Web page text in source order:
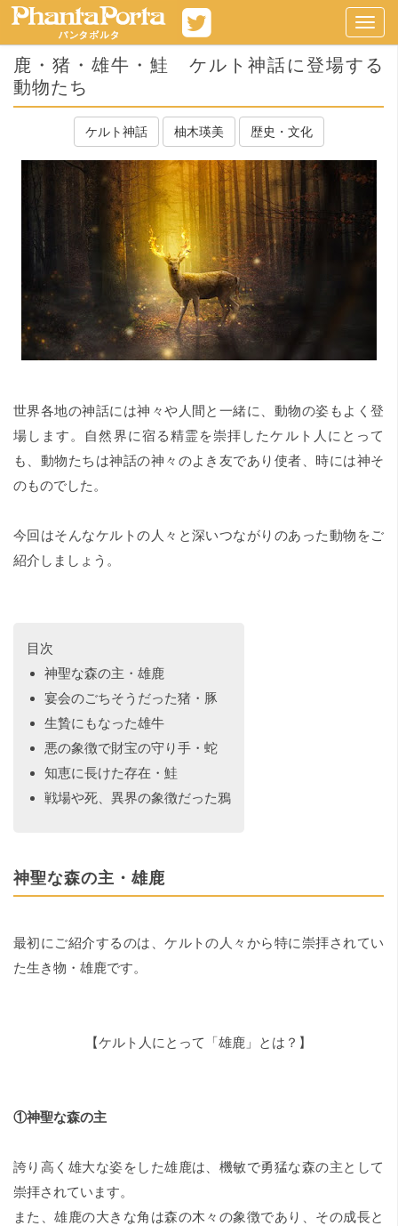
鹿・猪・雄牛・鮭 ケルト神話に登場する
動物たち
ケルト神話 柚木瑛美 歴史・文化
世界各地の神話には神々や人間と一緒に、動物の姿もよく登
場します。自然界に宿る精霊を崇拝したケルト人にとって
も、動物たちは神話の神々のよき友であり使者、時には神そ
のものでした。
今回はそんなケルトの人々と深いつながりのあった動物をご
紹介しましょう。
目次
神聖な森の主・雄鹿
宴会のごちそうだった猪・豚
生贄にもなった雄牛
悪の象徴で財宝の守り手・蛇
知恵に長けた存在・鮭
戦場や死、異界の象徴だった鴉
神聖な森の主・雄鹿
最初にご紹介するのは、ケルトの人々から特に崇拝されてい
た生き物・雄鹿です。
【ケルト人にとって「雄鹿」とは？】
①神聖な森の主
誇り高く雄大な姿をした雄鹿は、機敏で勇猛な森の主として
崇拝されています。
また、雄鹿の大きな角は森の木々の象徴であり、その成長と